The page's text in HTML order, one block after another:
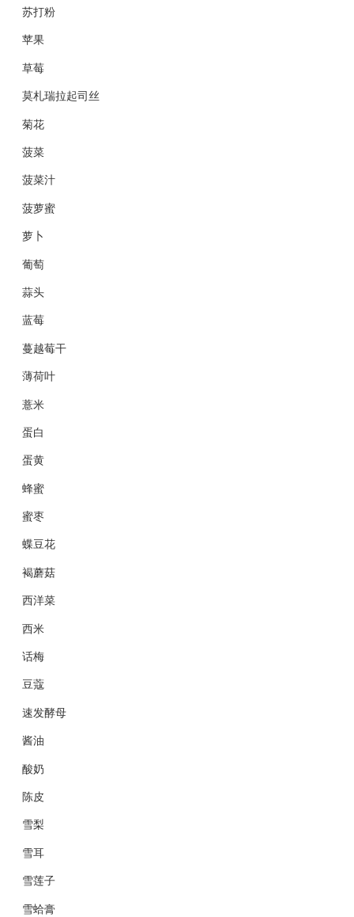
苏打粉
苹果
草莓
莫札瑞拉起司丝
菊花
菠菜
菠菜汁
菠萝蜜
萝卜
葡萄
蒜头
蓝莓
蔓越莓干
薄荷叶
薏米
蛋白
蛋黄
蜂蜜
蜜枣
蝶豆花
褐蘑菇
西洋菜
西米
话梅
豆蔻
速发酵母
酱油
酸奶
陈皮
雪梨
雪耳
雪莲子
雪蛤膏